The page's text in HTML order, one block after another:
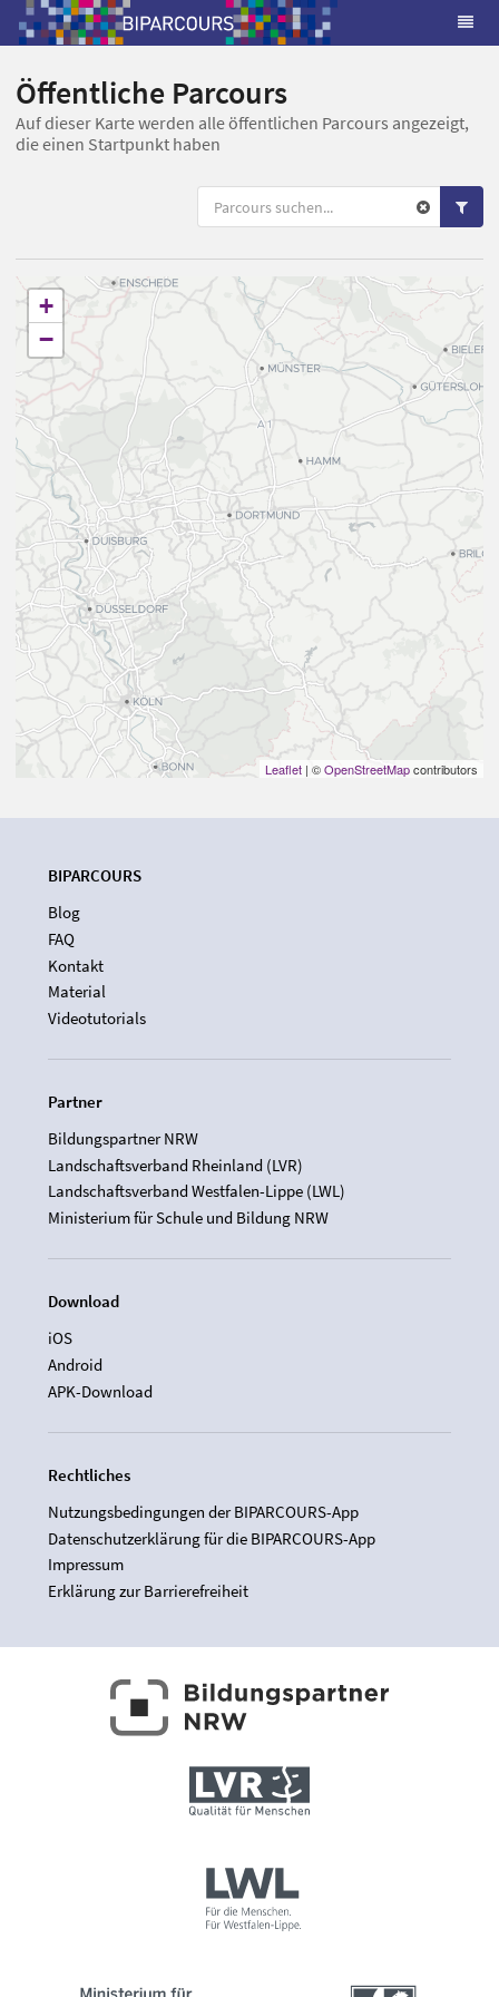
Öffentliche Parcours
Auf dieser Karte werden alle öffentlichen Parcours angezeigt,
die einen Startpunkt haben
+
−
Leaflet | ©OpenStreetMapcontributors
BIPARCOURS
Blog
FAQ
Kontakt
Material
Videotutorials
Partner
Bildungspartner NRW
Landschaftsverband Rheinland (LVR)
Landschaftsverband Westfalen-Lippe (LWL)
Ministerium für Schule und Bildung NRW
Download
iOS
Android
APK-Download
Rechtliches
Nutzungsbedingungen der BIPARCOURS-App
Datenschutzerklärung für die BIPARCOURS-App
Impressum
Erklärung zur Barrierefreiheit